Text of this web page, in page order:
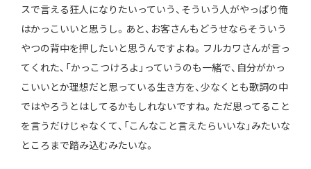
スで言える狂人になりたいっていう、そういう人がやっぱり俺
はかっこいいと思うし。あと、お客さんもどうせならそういう
やつの背中を押したいと思うんですよね。フルカワさんが言っ
てくれた、「かっこつけろよ」っていうのも一緒で、自分がかっ
こいいとか理想だと思っている生き方を、少なくとも歌詞の中
ではやろうとはしてるかもしれないですね。ただ思ってること
を言うだけじゃなくて、「こんなこと言えたらいいな」みたいな
ところまで踏み込むみたいな。